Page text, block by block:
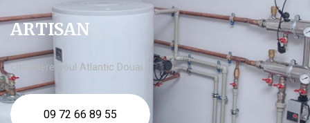
ARTISAN
chaudière fioul Atlantic Douai
09 72 66 89 55